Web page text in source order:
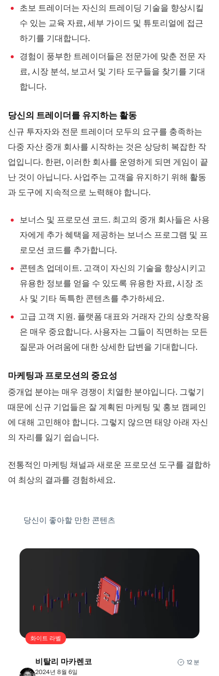
초보 트레이더는 자신의 트레이딩 기술을 향상시킬
수 있는 교육 자료, 세부 가이드 및 튜토리얼에 접근
하기를 기대합니다.
경험이 풍부한 트레이더들은 전문가에 맞춘 전문 자
료, 시장 분석, 보고서 및 기타 도구들을 찾기를 기대
합니다.
당신의 트레이더를 유지하는 활동
신규 투자자와 전문 트레이더 모두의 요구를 충족하는
다중 자산 중개 회사를 시작하는 것은 상당히 복잡한 작
업입니다. 한편, 이러한 회사를 운영하게 되면 게임이 끝
난 것이 아닙니다. 사업주는 고객을 유지하기 위해 활동
과 도구에 지속적으로 노력해야 합니다.
보너스 및 프로모션 코드. 최고의 중개 회사들은 사용
자에게 추가 혜택을 제공하는 보너스 프로그램 및 프
로모션 코드를 추가합니다.
콘텐츠 업데이트. 고객이 자신의 기술을 향상시키고
유용한 정보를 얻을 수 있도록 유용한 자료, 시장 조
사 및 기타 독특한 콘텐츠를 추가하세요.
고급 고객 지원. 플랫폼 대표와 거래자 간의 상호작용
은 매우 중요합니다. 사용자는 그들이 직면하는 모든
질문과 어려움에 대한 상세한 답변을 기대합니다.
마케팅과 프로모션의 중요성
중개업 분야는 매우 경쟁이 치열한 분야입니다. 그렇기
때문에 신규 기업들은 잘 계획된 마케팅 및 홍보 캠페인
에 대해 고민해야 합니다. 그렇지 않으면 태양 아래 자신
의 자리를 잃기 쉽습니다.
전통적인 마케팅 채널과 새로운 프로모션 도구를 결합하
여 최상의 결과를 경험하세요.
당신이 좋아할 만한 콘텐츠
화이트 라벨
비탈리 마카렌코
2024년 8월 6일
12 분